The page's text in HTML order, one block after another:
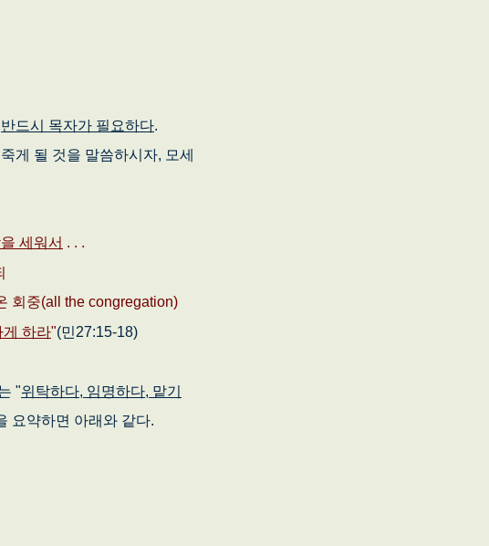
반드시 목자가 필요하다.
게 될 것을 말씀하시자, 모세
세워서 . . .
회중(all the congregation)
게 하라"(민27:15-18)
"위탁하다, 임명하다, 맡기
요약하면 아래와 같다.